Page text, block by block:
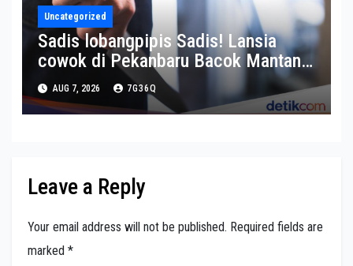
Uncategorized
Sadis lobangpipis Sadis! Lansia
cowok di Pekanbaru Bacok Mantan
Istri hingga Tewas
AUG 7, 2026 7G36Q
Leave a Reply
Your email address will not be published. Required fields are
marked *